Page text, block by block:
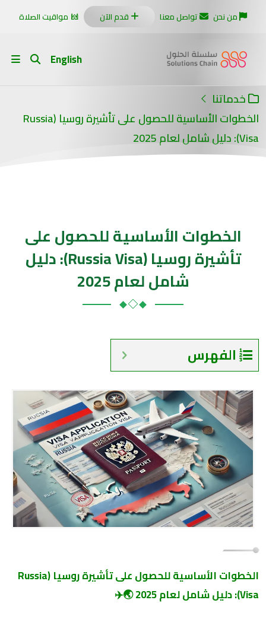
من نحن تواصل معنا قدم الآن مواقيت الصلاة
English
خدماتنا
الخطوات الأساسية للحصول على تأشيرة روسيا (Russia
Visa): دليل شامل لعام 2025
الخطوات الأساسية للحصول على
تأشيرة روسيا (Russia Visa): دليل
شامل لعام 2025
الفهرس
الخطوات الأساسية للحصول على تأشيرة روسيا (Russia
Visa): دليل شامل لعام 2025
🌏✈️